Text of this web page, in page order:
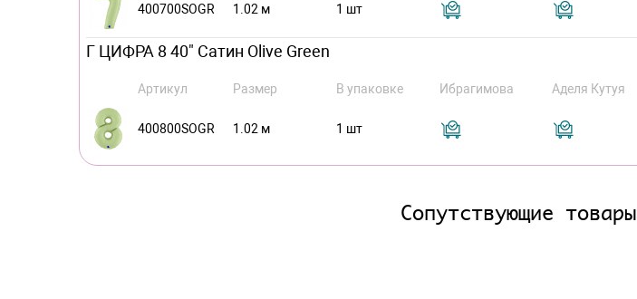
400700SOGR 1.02 м 1 шт
Г ЦИФРА 8 40" Сатин Olive Green
Артикул Размер В упаковке Ибрагимова Аделя Кутуя
400800SOGR 1.02 м 1 шт
Сопутствующие товары